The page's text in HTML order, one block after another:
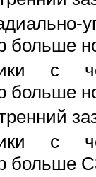
больше
с
больше
с
больше